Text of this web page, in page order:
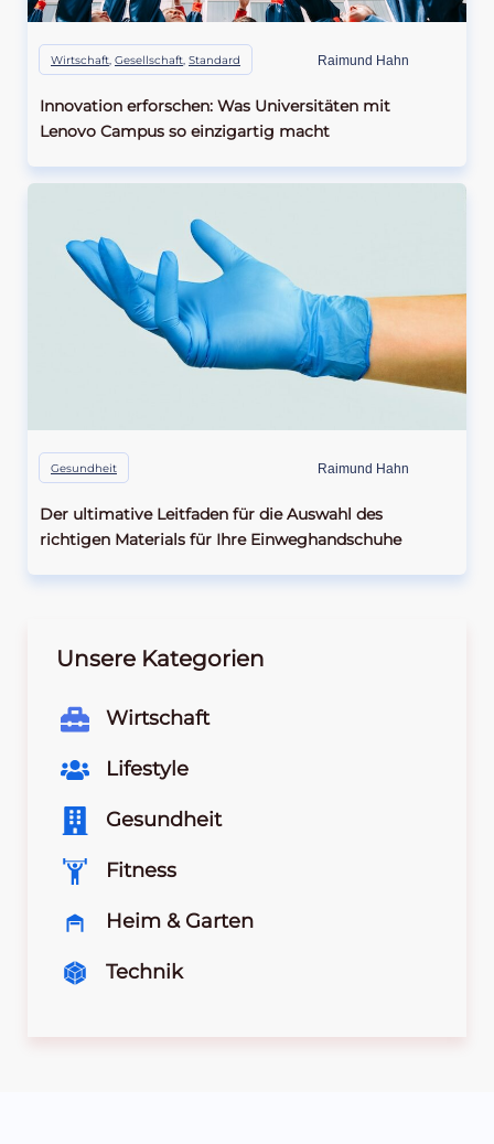
Wirtschaft, Gesellschaft, Standard Raimund Hahn
Innovation erforschen: Was Universitäten mit
Lenovo Campus so einzigartig macht
Gesundheit Raimund Hahn
Der ultimative Leitfaden für die Auswahl des
richtigen Materials für Ihre Einweghandschuhe
Unsere Kategorien
Wirtschaft
Lifestyle
Gesundheit
Fitness
Heim & Garten
Technik